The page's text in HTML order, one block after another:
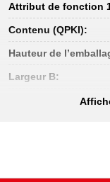
Attribut de fonction
Contenu (QPKI):
Hauteur de
Largeur B:
Largeur de
Longueur de